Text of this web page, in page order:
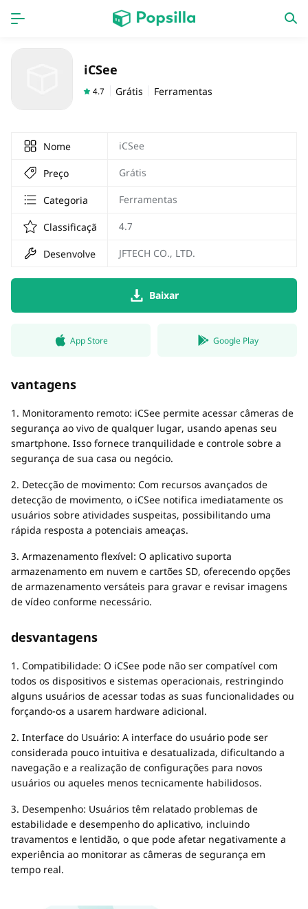
Nouveautés
iCSee
4.7 Grátis Ferramentas
Nome iCSee
Preço Grátis
Categoria Ferramentas
Classificação 4.7
Desenvolvedor JFTECH CO., LTD.
Baixar
App Store Google Play
vantagens
1. Monitoramento remoto: iCSee permite acessar câmeras de
segurança ao vivo de qualquer lugar, usando apenas seu
smartphone. Isso fornece tranquilidade e controle sobre a
segurança de sua casa ou negócio.
2. Detecção de movimento: Com recursos avançados de
detecção de movimento, o iCSee notifica imediatamente os
usuários sobre atividades suspeitas, possibilitando uma
rápida resposta a potenciais ameaças.
3. Armazenamento flexível: O aplicativo suporta
armazenamento em nuvem e cartões SD, oferecendo opções
de armazenamento versáteis para gravar e revisar imagens
de vídeo conforme necessário.
desvantagens
1. Compatibilidade: O iCSee pode não ser compatível com
todos os dispositivos e sistemas operacionais, restringindo
alguns usuários de acessar todas as suas funcionalidades ou
forçando-os a usarem hardware adicional.
2. Interface do Usuário: A interface do usuário pode ser
considerada pouco intuitiva e desatualizada, dificultando a
navegação e a realização de configurações para novos
usuários ou aqueles menos tecnicamente habilidosos.
3. Desempenho: Usuários têm relatado problemas de
estabilidade e desempenho do aplicativo, incluindo
travamentos e lentidão, o que pode afetar negativamente a
experiência ao monitorar as câmeras de segurança em
tempo real.